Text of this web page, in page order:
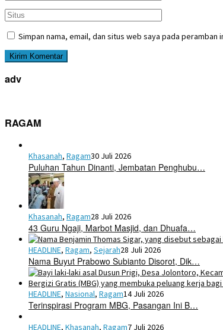
Simpan nama, email, dan situs web saya pada peramban
adv
RAGAM
Khasanah, Ragam30 Juli 2026
Puluhan Tahun Dinanti, Jembatan Penghubu…
Khasanah, Ragam28 Juli 2026
43 Guru Ngaji, Marbot Masjid, dan Dhuafa…
HEADLINE, Ragam, Sejarah28 Juli 2026
Nama Buyut Prabowo Subianto Disorot, Dik…
HEADLINE, Nasional, Ragam14 Juli 2026
Terinspirasi Program MBG, Pasangan Ini B…
HEADLINE, Khasanah, Ragam7 Juli 2026